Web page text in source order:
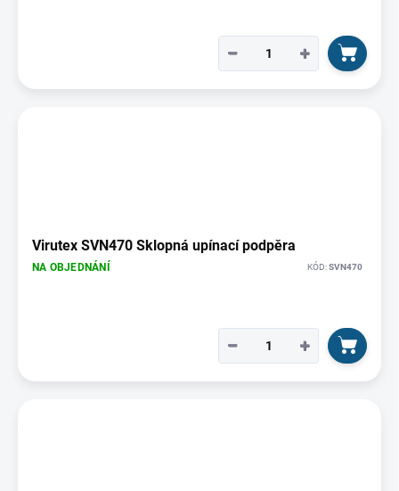
+
−
Virutex SVN470 Sklopná upínací podpěra
NA OBJEDNÁNÍ KÓD:SVN470
+
−